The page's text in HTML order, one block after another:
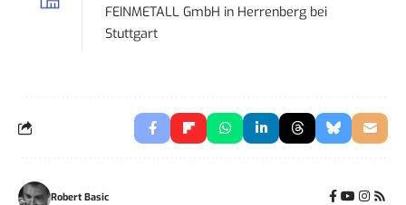
FEINMETALL GmbH in Herrenberg bei
Stuttgart
Robert Basic